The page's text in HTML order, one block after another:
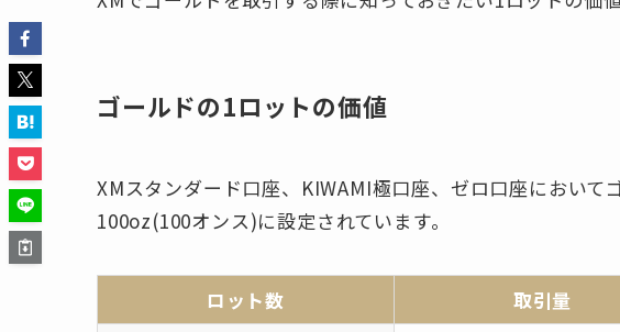
ゴールドの1ロットの価値
XMスタンダード口座、KIWAMI極口座、ゼロ口座において
100oz(100オンス)に設定されています。
ロット数 取引量